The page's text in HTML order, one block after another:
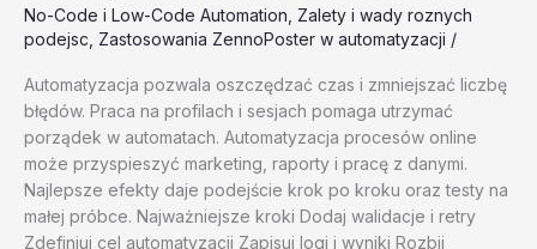
No-Code i Low-Code Automation Zalety i wady roznych
podejsc Zastosowania ZennoPoster w automatyzacji /
Automatyzacja pozwala oszczędzać czas i zmniejszać liczbę
błędów. Praca na profilach i sesjach pomaga utrzymać
porządek w automatach. Automatyzacja procesów online
może przyspieszyć marketing, raporty i pracę z danymi.
Najlepsze efekty daje podejście krok po kroku oraz testy na
małej próbce. Najważniejsze kroki Dodaj walidacje i retry
Zdefiniuj cel automatyzacji Zapisuj logi i wyniki Rozbij